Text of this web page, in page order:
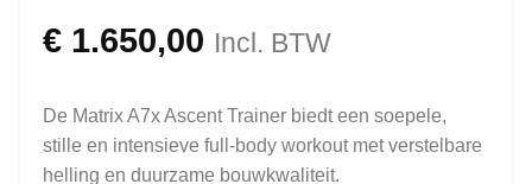
€1.650,00 Incl. BTW
De Matrix A7x Ascent Trainer biedt een soepele,
stille en intensieve full-body workout met verstelbare
helling en duurzame bouwkwaliteit.